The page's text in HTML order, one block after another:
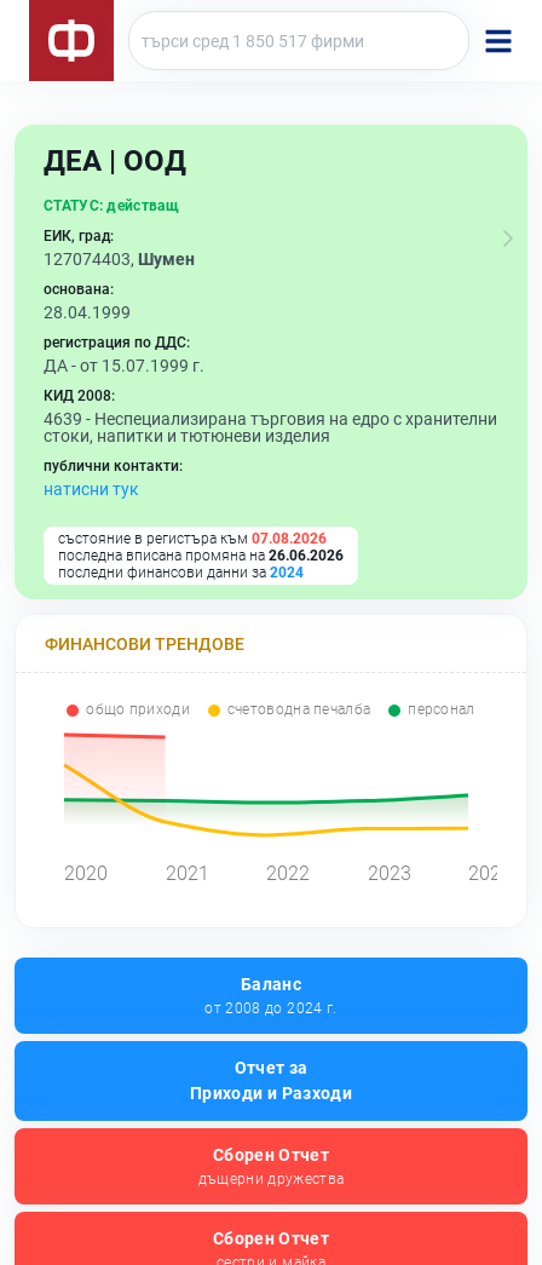
ДЕА | ООД
СТАТУС: действащ
ЕИК, град:
127074403, Шумен
основана:
28.04.1999
регистрация по ДДС:
ДА - от 15.07.1999 г.
КИД 2008:
4639 - Неспециализирана търговия на едро с хранителни
стоки, напитки и тютюневи изделия
публични контакти:
натисни тук
състояние в регистъра към 07.08.2026
последна вписана промяна на 26.06.2026
последни финансови данни за 2024
ФИНАНСОВИ ТРЕНДОВЕ
общо приходи счетоводна печалба персонал
2020 2021 2022 2023 2024
Баланс
от 2008 до 2024 г.
Отчет за
Приходи и Разходи
Сборен Отчет
дъщерни дружества
Сборен Отчет